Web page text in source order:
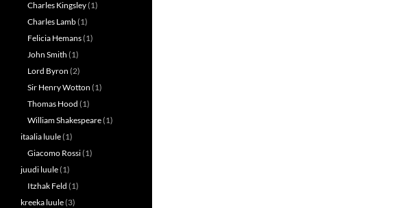
Charles Kingsley(1)
Charles Lamb(1)
Felicia Hemans(1)
John Smith (1)
Lord Byron (2)
Sir Henry Wotton (1)
Thomas Hood (1)
William Shakespeare(1)
itaalia luule(1)
Giacomo Rossi(1)
juudi luule(1)
Itzhak Feld (1)
kreeka luule(3)